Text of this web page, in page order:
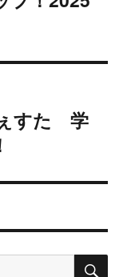
すた 学
検